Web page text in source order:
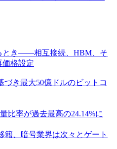
とき——相互接続、HBM、そ
価格設定
づき最大50億ドルのビットコ
比率が過去最高の24.14%に
籍、暗号業界は次々とゲート